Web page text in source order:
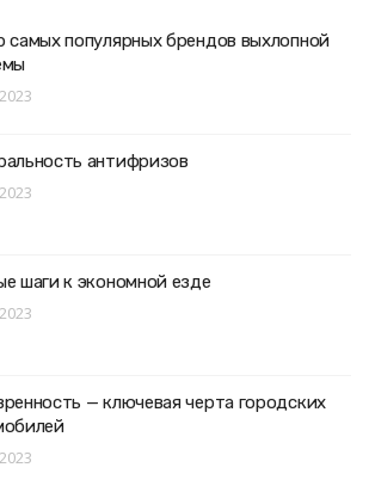
самых популярных брендов выхлопной
антифризов
шаги к экономной езде
— ключевая черта городских